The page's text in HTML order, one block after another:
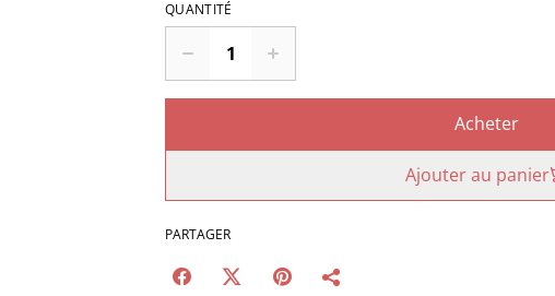
QUANTITÉ
Acheter
Ajouter au panier
PARTAGER